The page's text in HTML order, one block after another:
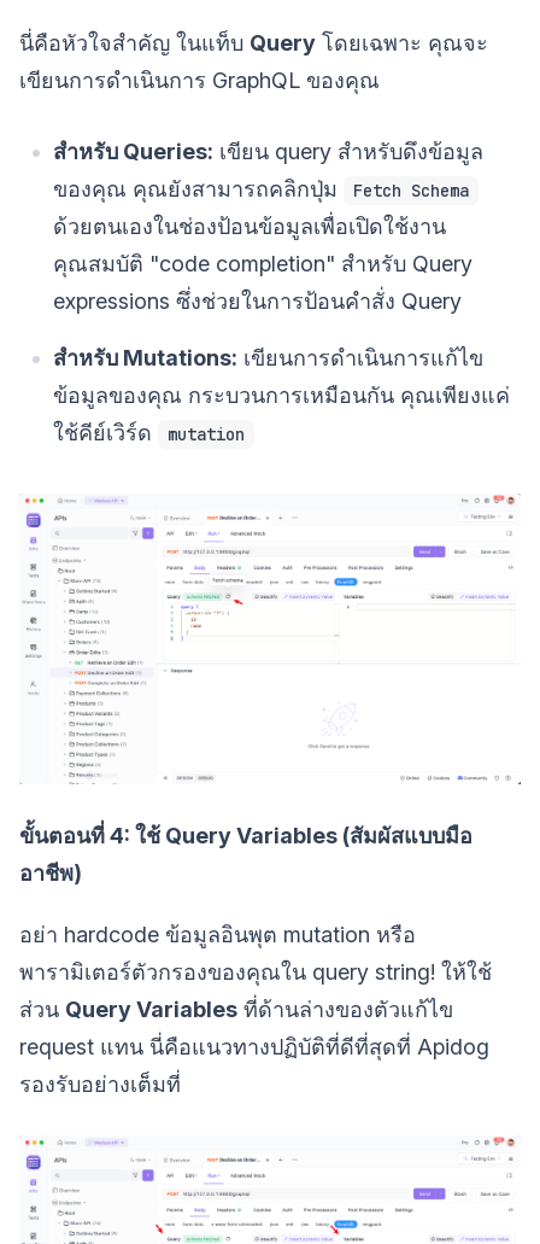
นี่คือหัวใจสำคัญ ในแท็บ Query โดยเฉพาะ คุณจะ
เขียนการดำเนินการ GraphQL ของคุณ
สำหรับ Queries: เขียน query สำหรับดึงข้อมูล
ของคุณ คุณยังสามารถคลิกปุ่ม
Fetch Schema
ด้วยตนเองในช่องป้อนข้อมูลเพื่อเปิดใช้งาน
คุณสมบัติ "code completion" สำหรับ Query
expressions ซึ่งช่วยในการป้อนคำสั่ง Query
สำหรับ Mutations: เขียนการดำเนินการแก้ไข
ข้อมูลของคุณ กระบวนการเหมือนกัน คุณเพียงแค่
ใช้คีย์เวิร์ด
mutation
ขั้นตอนที่ 4: ใช้ Query Variables (สัมผัสแบบมือ
อาชีพ)
อย่า hardcode ข้อมูลอินพุต mutation หรือ
พารามิเตอร์ตัวกรองของคุณใน query string! ให้ใช้
ส่วน Query Variables ที่ด้านล่างของตัวแก้ไข
request แทน นี่คือแนวทางปฏิบัติที่ดีที่สุดที่ Apidog
รองรับอย่างเต็มที่